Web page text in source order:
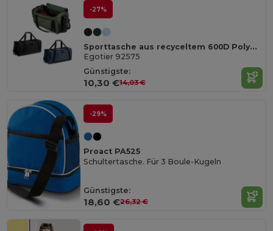
-27%
Sporttasche aus recyceltem 600D Polyester
Egotier 92575
Günstigste:
10,30 €14,03 €
-29%
Proact PA525
Schultertasche. Für 3 Boule-Kugeln
Günstigste:
18,60 €26,32 €